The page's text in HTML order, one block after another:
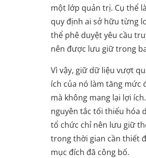
một lớp quản trị. Cụ thể
quy định ai sở hữu từng
thể phê duyệt yêu cầu
nên được lưu giữ trong
Vì vậy, giữ dữ liệu vượt
ích của nó làm tăng mức
mà không mang lại lợi
nguyên tắc tối thiểu hóa
tổ chức chỉ nên lưu giữ
trong thời gian cần thiết
mục đích đã công bố.